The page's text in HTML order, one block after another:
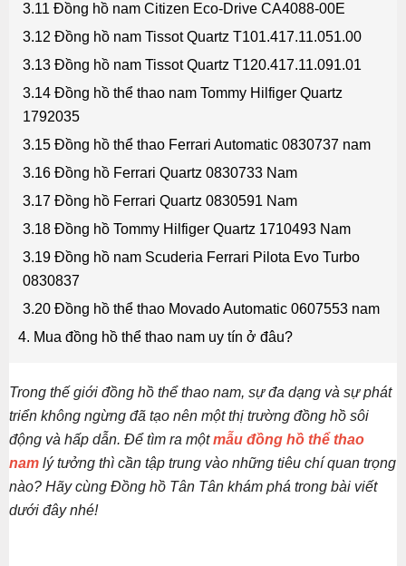
3.11 Đồng hồ nam Citizen Eco-Drive CA4088-00E
3.12 Đồng hồ nam Tissot Quartz T101.417.11.051.00
3.13 Đồng hồ nam Tissot Quartz T120.417.11.091.01
3.14 Đồng hồ thể thao nam Tommy Hilfiger Quartz
1792035
3.15 Đồng hồ thể thao Ferrari Automatic 0830737 nam
3.16 Đồng hồ Ferrari Quartz 0830733 Nam
3.17 Đồng hồ Ferrari Quartz 0830591 Nam
3.18 Đồng hồ Tommy Hilfiger Quartz 1710493 Nam
3.19 Đồng hồ nam Scuderia Ferrari Pilota Evo Turbo
0830837
3.20 Đồng hồ thể thao Movado Automatic 0607553 nam
4. Mua đồng hồ thể thao nam uy tín ở đâu?
Trong thế giới đồng hồ thể thao nam, sự đa dạng và sự phát
triển không ngừng đã tạo nên một thị trường đồng hồ sôi
động và hấp dẫn. Để tìm ra mộtmẫu đồng hồ thể thao
nam lý tưởng thì cần tập trung vào những tiêu chí quan trọng
nào? Hãy cùng Đồng hồ Tân Tân khám phá trong bài viết
dưới đây nhé!